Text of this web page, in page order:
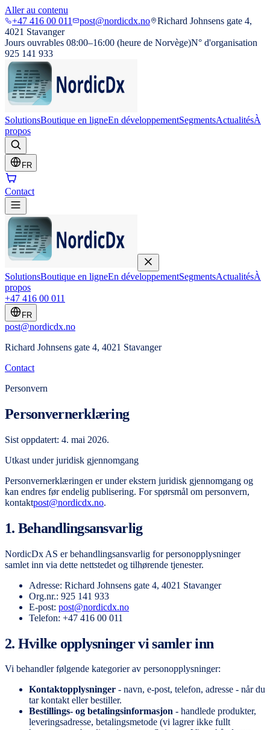
Aller au contenu
+47 416 00 011
post@nordicdx.no
Richard Johnsens gate 4,
4021 Stavanger
Jours ouvrables 08:00–16:00 (heure de Norvège)N° d'organisation
925 141 933
SolutionsBoutique en ligneEn développementSegmentsActualitésÀ
propos
FR
Contact
SolutionsBoutique en ligneEn développementSegmentsActualitésÀ
propos
+47 416 00 011
FR
post@nordicdx.no
Richard Johnsens gate 4, 4021 Stavanger
Contact
Personvern
Personvernerklæring
Sist oppdatert: 4. mai 2026.
Utkast under juridisk gjennomgang
Personvernerklæringen er under ekstern juridisk gjennomgang og
kan endres før endelig publisering. For spørsmål om personvern,
kontaktpost@nordicdx.no.
1. Behandlingsansvarlig
NordicDx AS er behandlingsansvarlig for personopplysninger
samlet inn via dette nettstedet og tilhørende tjenester.
Adresse: Richard Johnsens gate 4, 4021 Stavanger
Org.nr.: 925 141 933
E-post: post@nordicdx.no
Telefon: +47 416 00 011
2. Hvilke opplysninger vi samler inn
Vi behandler følgende kategorier av personopplysninger:
Kontaktopplysninger - navn, e-post, telefon, adresse - når du
tar kontakt eller bestiller.
Bestillings- og betalingsinformasjon - handlede produkter,
leveringsadresse, betalingsmetode (vi lagrer ikke fullt